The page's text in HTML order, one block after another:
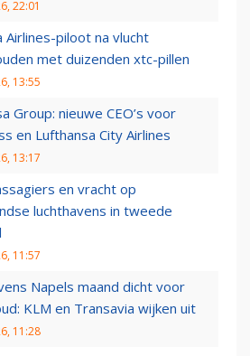
22:01
Airlines-piloot na vlucht
met duizenden xtc-pillen
13:55
Group: nieuwe CEO’s voor
en Lufthansa City Airlines
13:17
en vracht op
luchthavens in tweede
11:57
Napels maand dicht voor
KLM en Transavia wijken uit
11:28